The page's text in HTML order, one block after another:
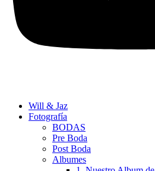
Will & Jaz
Fotografía
BODAS
Pre Boda
Post Boda
Albumes